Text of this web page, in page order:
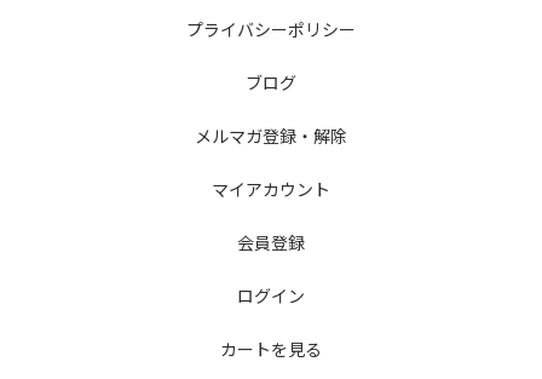
プライバシーポリシー
ブログ
メルマガ登録・解除
マイアカウント
会員登録
ログイン
カートを見る